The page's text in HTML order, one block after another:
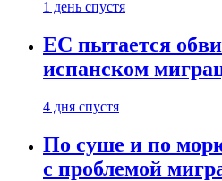
1 день спустя
ЕС пытается
испанском
4 дня спустя
По суше и по
с проблемой